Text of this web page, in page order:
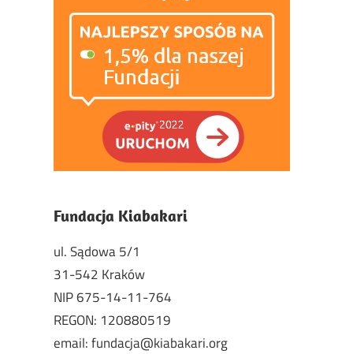
Fundacja Kiabakari
ul. Sądowa 5/1
31-542 Kraków
NIP 675-14-11-764
REGON: 120880519
email: fundacja@kiabakari.org